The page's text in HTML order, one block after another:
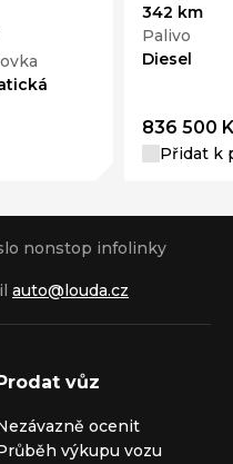
342 km
Palivo
Diesel
836 500
Přidat k
nonstop infolinky
auto@louda.cz
Prodat vůz
ocenit
výkupu vozu